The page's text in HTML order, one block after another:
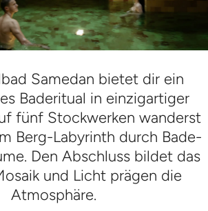
Samedan bietet dir ein
Baderitual in einzigartiger
fünf Stockwerken wanderst
Berg-Labyrinth durch Bade-
Den Abschluss bildet das
und Licht prägen die
Atmosphäre.